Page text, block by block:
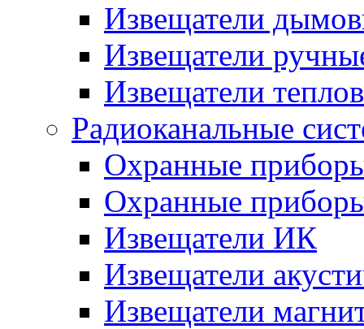
Извещатели
Извещатели
Извещатели
Радиоканальные
Охранные
Охранные
Извещатели ИК
Извещатели
Извещатели